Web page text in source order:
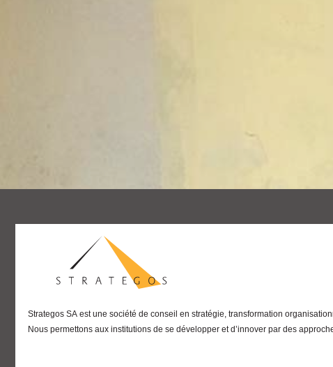
Strategos SAest une société de conseil en stratégie, transformation
Nous permettons aux institutions de se développer et d’innover par des